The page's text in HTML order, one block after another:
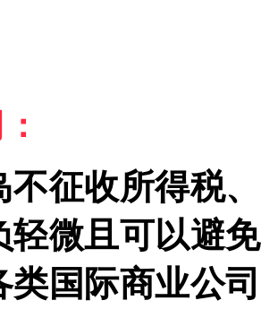
不征收所得税
轻微且可以避
类国际商业公